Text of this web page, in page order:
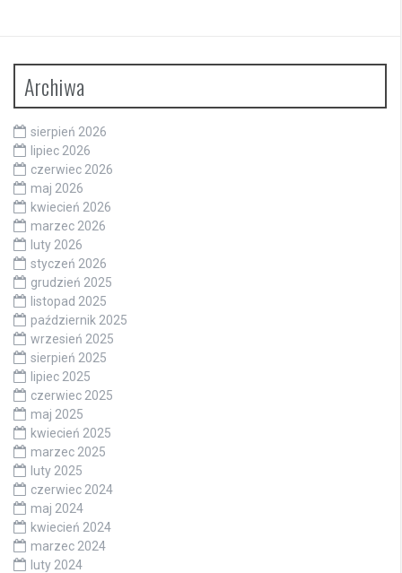
Archiwa
sierpień 2026
lipiec 2026
czerwiec 2026
maj 2026
kwiecień 2026
marzec 2026
luty 2026
styczeń 2026
grudzień 2025
listopad 2025
październik 2025
wrzesień 2025
sierpień 2025
lipiec 2025
czerwiec 2025
maj 2025
kwiecień 2025
marzec 2025
luty 2025
czerwiec 2024
maj 2024
kwiecień 2024
marzec 2024
luty 2024